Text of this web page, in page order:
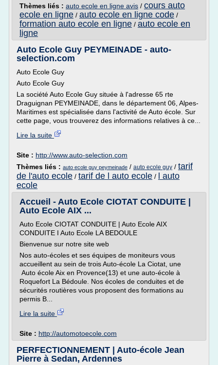
Thèmes liés : auto ecole en ligne avis / cours auto
ecole en ligne / auto ecole en ligne code /
formation auto ecole en ligne / auto ecole en
ligne
Auto Ecole Guy PEYMEINADE - auto-
selection.com
Auto Ecole Guy
Auto Ecole Guy
La société Auto Ecole Guy située à l'adresse 65 rte
Draguignan PEYMEINADE, dans le département 06, Alpes-
Maritimes est spécialisée dans l'activité de Auto école. Sur
cette page, vous trouverez des informations relatives à ce...
Lire la suite
Site : http://www.auto-selection.com
Thèmes liés : auto ecole guy peymeinade / auto ecole guy / tarif
de l'auto ecole / tarif de l auto ecole /
l auto
ecole
Accueil - Auto Ecole CIOTAT CONDUITE |
Auto Ecole AIX ...
Auto Ecole CIOTAT CONDUITE | Auto Ecole AIX
CONDUITE I Auto Ecole LA BEDOULE
Bienvenue sur notre site web
Nos auto-écoles et ses équipes de moniteurs vous
accueillent au sein de trois Auto-école La Ciotat, une
Auto école Aix en Provence(13) et une auto-école à
Roquefort La Bédoule. Nos écoles de conduites et de
sécurités routières vous proposent des formations au
permis B...
Lire la suite
Site : http://automotoecole.com
PERFECTIONNEMENT | Auto-école Jean
Pierre à Sedan, Ardennes